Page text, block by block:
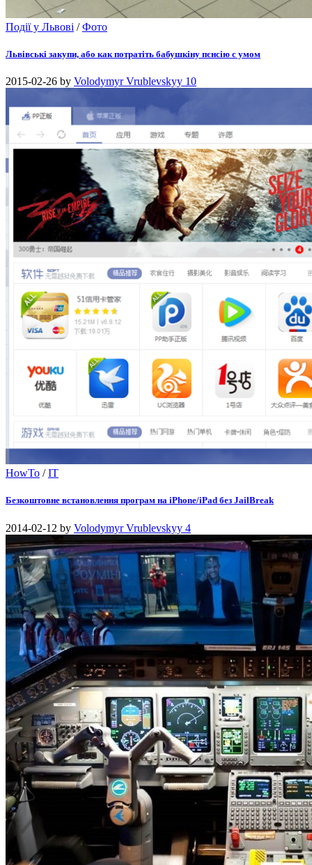
Події у Львові /Фото
Львівські закупи, або как потратіть бабушкіну пєнсію с умом
2015-02-26 by Volodymyr Vrublevskyy 10
HowTo /IT
Безкоштовне встановлення програм на iPhone/iPad без JailBreak
2014-02-12 by Volodymyr Vrublevskyy 4